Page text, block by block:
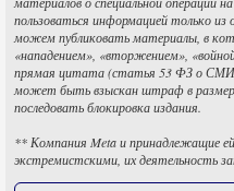
пользоваться информацией только
можем публиковать материалы, в
«нападением», «вторжением»,
прямая цитата (статья 53 ФЗ о
может быть взыскан штраф в
последовать блокировка издания.
** Компания Meta и принадлежащие
экстремистскими, их деятельность